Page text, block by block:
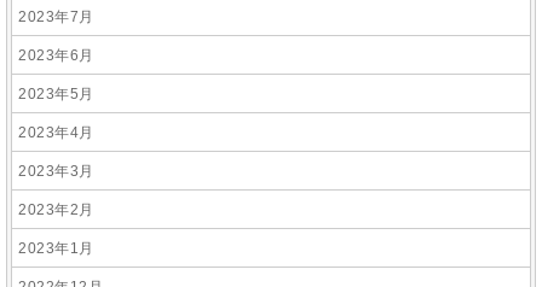
2023年7月
2023年6月
2023年5月
2023年4月
2023年3月
2023年2月
2023年1月